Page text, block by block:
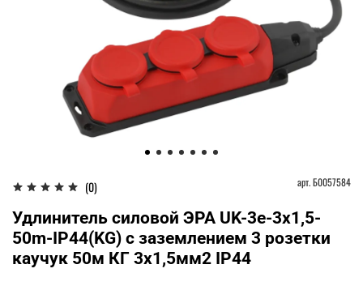
(0) арт.Б0057584
Удлинитель силовой ЭРА UK-3e-3x1,5-
50m-IP44(KG) с заземлением 3 розетки
каучук 50м КГ 3х1,5мм2 IP44